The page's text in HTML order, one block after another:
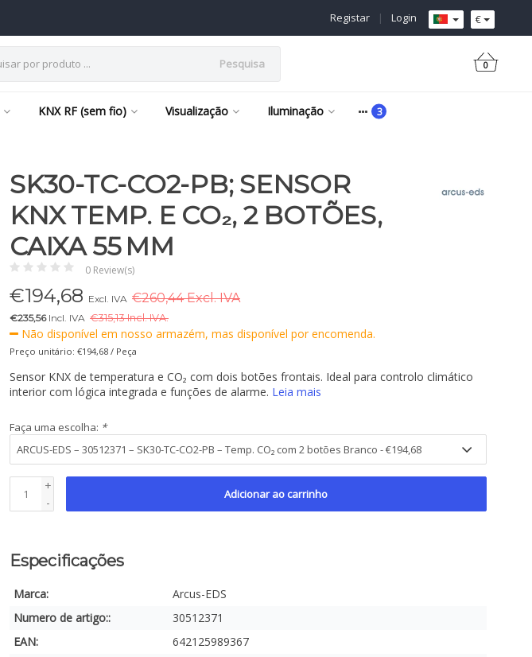
€
Login
|
Registar
Pesquisa 0
KNX RF (sem fio) Visualização Iluminação
SK30-TC-CO2-PB; SENSOR
KNX TEMP. E CO₂, 2 BOTÕES,
CAIXA 55 MM
0 Review(s)
€194,68 Excl. IVA €260,44 Excl. IVA
€235,56Incl. IVA €315,13 Incl. IVA.
Não disponível em nosso armazém, mas disponível por encomenda.
Preço unitário: €194,68 / Peça
Sensor KNX de temperatura e CO₂ com dois botões frontais. Ideal para controlo climático
interior com lógica integrada e funções de alarme. Leia mais
Faça uma escolha: *
+
-
Adicionar ao carrinho
Especificações
Marca:
Arcus-EDS
Numero de artigo::
30512371
EAN:
642125989367